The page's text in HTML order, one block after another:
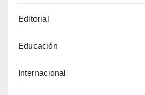
Editorial
Educación
Internacional